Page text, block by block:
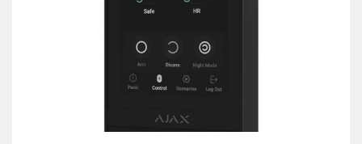
Sicherheitstechnik inklusive.